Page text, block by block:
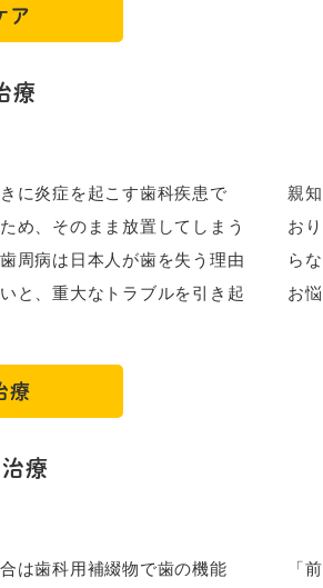
ア
療
に炎症を起こす歯科疾患で
め、そのまま放置してしまう
周病は日本人が歯を失う理由
と、重大なトラブルを引き起
療
親
お
ら
お
療
は歯科用補綴物で歯の機能
「